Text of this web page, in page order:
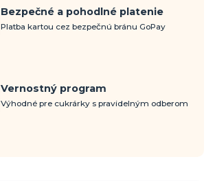
Bezpečné a pohodlné platenie
Platba kartou cez bezpečnú bránu GoPay
Vernostný program
Výhodné pre cukrárky s pravidelným odberom